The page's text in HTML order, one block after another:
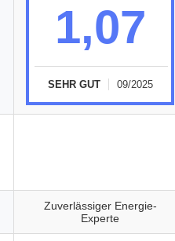
1,07
SEHR GUT 09/2025
Zuverlässiger Energie-
Experte